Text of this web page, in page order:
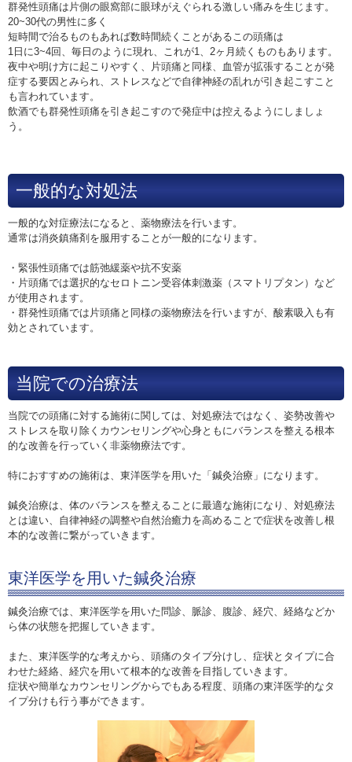
群発性頭痛は片側の眼窩部に眼球がえぐられる激しい痛みを生じます。
20~30代の男性に多く
短時間で治るものもあれば数時間続くことがあるこの頭痛は
1日に3~4回、毎日のように現れ、これが1、2ヶ月続くものもあります。
夜中や明け方に起こりやすく、片頭痛と同様、血管が拡張することが発
症する要因とみられ、ストレスなどで自律神経の乱れが引き起こすこと
も言われています。
飲酒でも群発性頭痛を引き起こすので発症中は控えるようにしましょ
う。
一般的な対処法
一般的な対症療法になると、薬物療法を行います。
通常は消炎鎮痛剤を服用することが一般的になります。
・緊張性頭痛では筋弛緩薬や抗不安薬
・片頭痛では選択的なセロトニン受容体刺激薬（スマトリプタン）など
が使用されます。
・群発性頭痛では片頭痛と同様の薬物療法を行いますが、酸素吸入も有
効とされています。
当院での治療法
当院での頭痛に対する施術に関しては、対処療法ではなく、姿勢改善や
ストレスを取り除くカウンセリングや心身ともにバランスを整える根本
的な改善を行っていく非薬物療法です。
特におすすめの施術は、東洋医学を用いた「鍼灸治療」になります。
鍼灸治療は、体のバランスを整えることに最適な施術になり、対処療法
とは違い、自律神経の調整や自然治癒力を高めることで症状を改善し根
本的な改善に繋がっていきます。
東洋医学を用いた鍼灸治療
鍼灸治療では、東洋医学を用いた問診、脈診、腹診、経穴、経絡などか
ら体の状態を把握していきます。
また、東洋医学的な考えから、頭痛のタイプ分けし、症状とタイプに合
わせた経絡、経穴を用いて根本的な改善を目指していきます。
症状や簡単なカウンセリングからでもある程度、頭痛の東洋医学的なタ
イプ分けも行う事ができます。